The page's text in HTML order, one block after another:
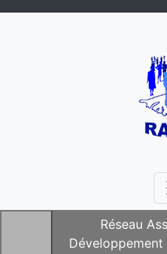
Réseau